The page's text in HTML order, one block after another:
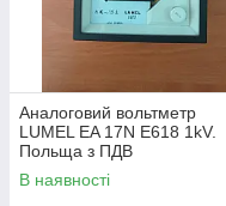
Аналоговий вольтметр
LUMEL EA 17N E618 1kV.
Польща з ПДВ
В наявності